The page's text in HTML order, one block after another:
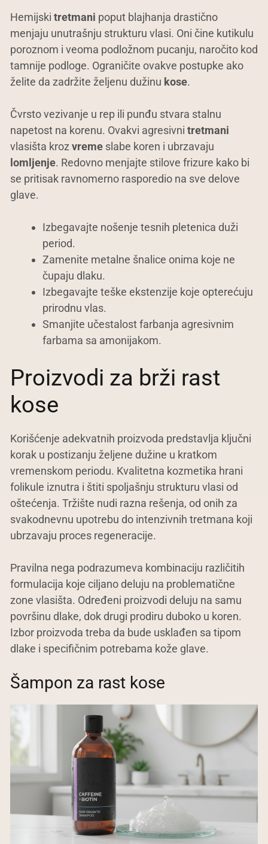
Hemijski tretmani poput blajhanja drastično
menjaju unutrašnju strukturu vlasi. Oni čine kutikulu
poroznom i veoma podložnom pucanju, naročito kod
tamnije podloge. Ograničite ovakve postupke ako
želite da zadržite željenu dužinu kose.
Čvrsto vezivanje u rep ili punđu stvara stalnu
napetost na korenu. Ovakvi agresivni tretmani
vlasišta krozvreme slabe koren i ubrzavaju
lomljenje. Redovno menjajte stilove frizure kako bi
se pritisak ravnomerno rasporedio na sve delove
glave.
Izbegavajte nošenje tesnih pletenica duži
period.
Zamenite metalne šnalice onima koje ne
čupaju dlaku.
Izbegavajte teške ekstenzije koje opterećuju
prirodnu vlas.
Smanjite učestalost farbanja agresivnim
farbama sa amonijakom.
Proizvodi za brži rast
kose
Korišćenje adekvatnih proizvoda predstavlja ključni
korak u postizanju željene dužine u kratkom
vremenskom periodu. Kvalitetna kozmetika hrani
folikule iznutra i štiti spoljašnju strukturu vlasi od
oštećenja. Tržište nudi razna rešenja, od onih za
svakodnevnu upotrebu do intenzivnih tretmana koji
ubrzavaju proces regeneracije.
Pravilna nega podrazumeva kombinaciju različitih
formulacija koje ciljano deluju na problematične
zone vlasišta. Određeni proizvodi deluju na samu
površinu dlake, dok drugi prodiru duboko u koren.
Izbor proizvoda treba da bude usklađen sa tipom
dlake i specifičnim potrebama kože glave.
Šampon za rast kose